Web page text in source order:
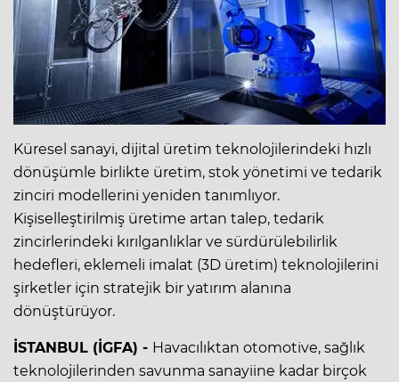
Küresel sanayi, dijital üretim teknolojilerindeki hızlı
dönüşümle birlikte üretim, stok yönetimi ve tedarik
zinciri modellerini yeniden tanımlıyor.
Kişiselleştirilmiş üretime artan talep, tedarik
zincirlerindeki kırılganlıklar ve sürdürülebilirlik
hedefleri, eklemeli imalat (3D üretim) teknolojilerini
şirketler için stratejik bir yatırım alanına
dönüştürüyor.
İSTANBUL (İGFA) - Havacılıktan otomotive, sağlık
teknolojilerinden savunma sanayiine kadar birçok